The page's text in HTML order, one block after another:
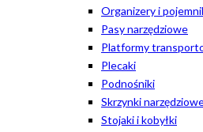
Organizery i
Pasy narzędziowe
Platformy
Plecaki
Podnośniki
Skrzynki
Stojaki i kobyłki